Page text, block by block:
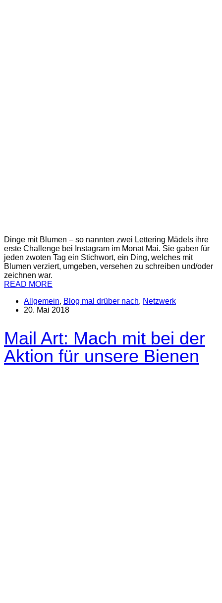
Dinge mit Blumen – so nannten zwei Lettering Mädels ihre
erste Challenge bei Instagram im Monat Mai. Sie gaben für
jeden zwoten Tag ein Stichwort, ein Ding, welches mit
Blumen verziert, umgeben, versehen zu schreiben und/oder
zeichnen war.
READ MORE
Allgemein, Blog mal drüber nach, Netzwerk
20. Mai 2018
Mail Art: Mach mit bei der
Aktion für unsere Bienen